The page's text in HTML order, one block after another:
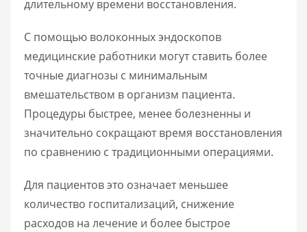
длительному времени восстановления.
С помощью волоконных эндоскопов
медицинские работники могут ставить более
точные диагнозы с минимальным
вмешательством в организм пациента.
Процедуры быстрее, менее болезненны и
значительно сокращают время восстановления
по сравнению с традиционными операциями.
Для пациентов это означает меньшее
количество госпитализаций, снижение
расходов на лечение и более быстрое